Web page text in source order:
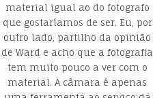
material igual ao do fotografo
que gostaríamos de ser. Eu, por
outro lado, partilho da opinião
de Ward e acho que a fotografia
tem muito pouco a ver com o
material. A câmara é apenas